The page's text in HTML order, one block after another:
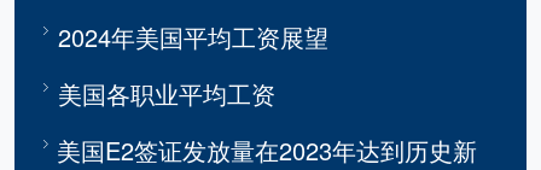
2024年美国平均工资展望
美国各职业平均工资
美国E2签证发放量在2023年达到历史新